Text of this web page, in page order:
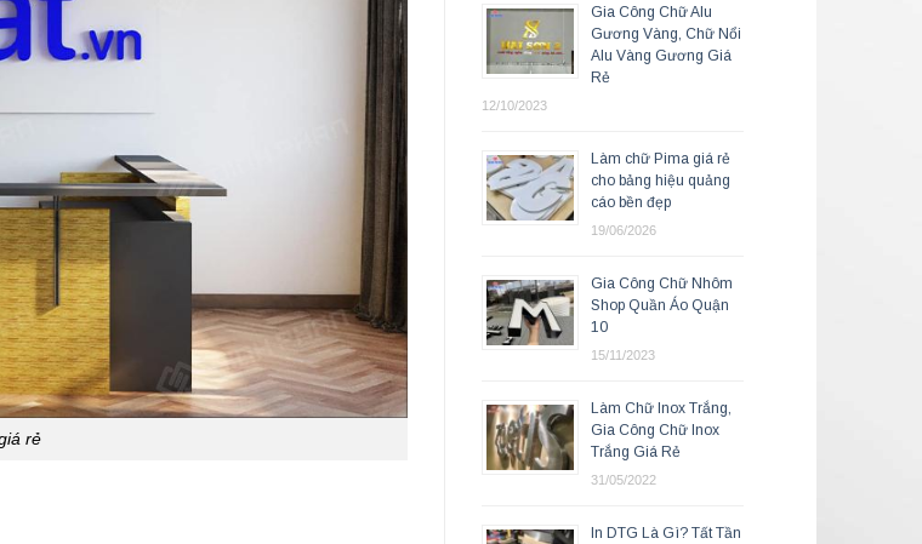
rẻ
Gia Công Chữ Alu
Gương Vàng, Chữ Nổi
Alu Vàng Gương Giá
Rẻ
12/10/2023
Làm chữ Pima giá rẻ
cho bảng hiệu quảng
cáo bền đẹp
19/06/2026
Gia Công Chữ Nhôm
Shop Quần Áo Quận
10
15/11/2023
Làm Chữ Inox Trắng,
Gia Công Chữ Inox
Trắng Giá Rẻ
31/05/2022
In DTG Là Gì? Tất Tần